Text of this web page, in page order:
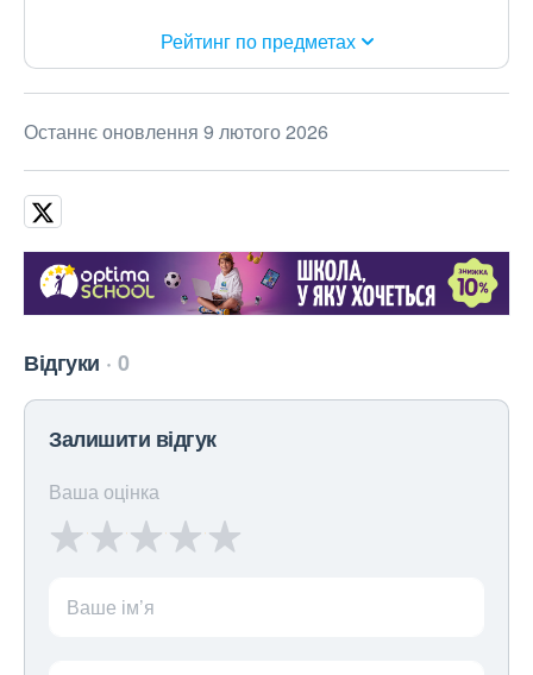
Рейтинг по предметах
Останнє оновлення 9 лютого 2026
Відгуки 0
Залишити відгук
Ваша оцінка
Ваше ім’я